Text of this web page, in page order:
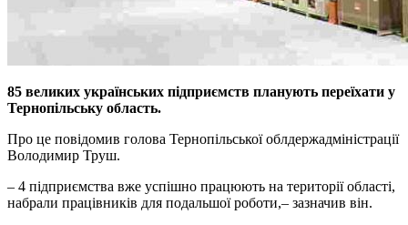
85 великих українських підприємств планують переїхати у
Тернопільську область.
Про це повідомив голова Тернопільської облдержадміністрації
Володимир Труш.
– 4 підприємства вже успішно працюють на території області,
набрали працівників для подальшої роботи,– зазначив він.